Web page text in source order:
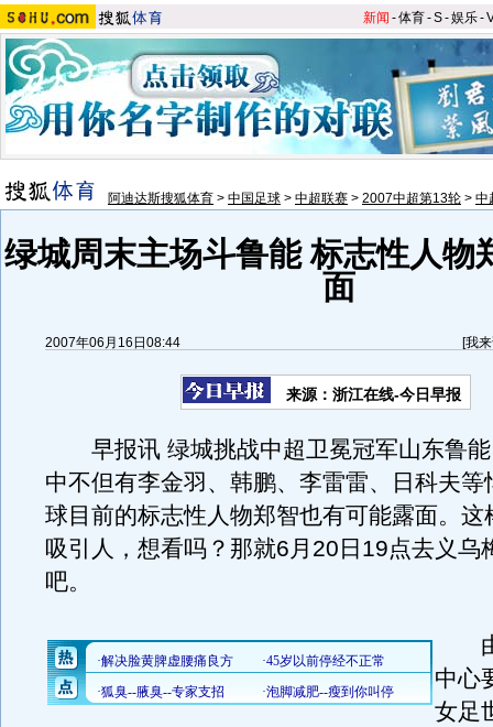
新闻 -体育-S-娱乐-
阿迪达斯搜狐体育 > 中国足球 > 中超联赛 > 2007中超第13轮 > 中
绿城周末主场斗鲁能 标志性人物
面
2007年06月16日08:44 [我
来源：浙江在线-今日早报
早报讯 绿城挑战中超卫冕冠军山东鲁能
中不但有李金羽、韩鹏、李雷雷、日科夫等
球目前的标志性人物郑智也有可能露面。这
吸引人，想看吗？那就6月20日19点去义乌
吧。
由
中心
女足